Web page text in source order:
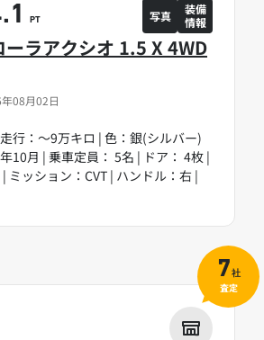
08月02日
ーラアクシオ 1.5 X 4WD
行：～9万キロ | 色：銀(シルバー)
10月 | 乗車定員： 5名 | ドア： 4枚 |
ミッション：CVT | ハンドル：右 |
PT 写真
装備
情報
7社
査定